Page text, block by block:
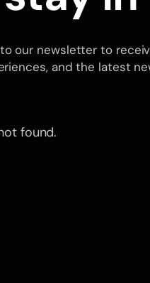
our newsletter to
and the latest
found.